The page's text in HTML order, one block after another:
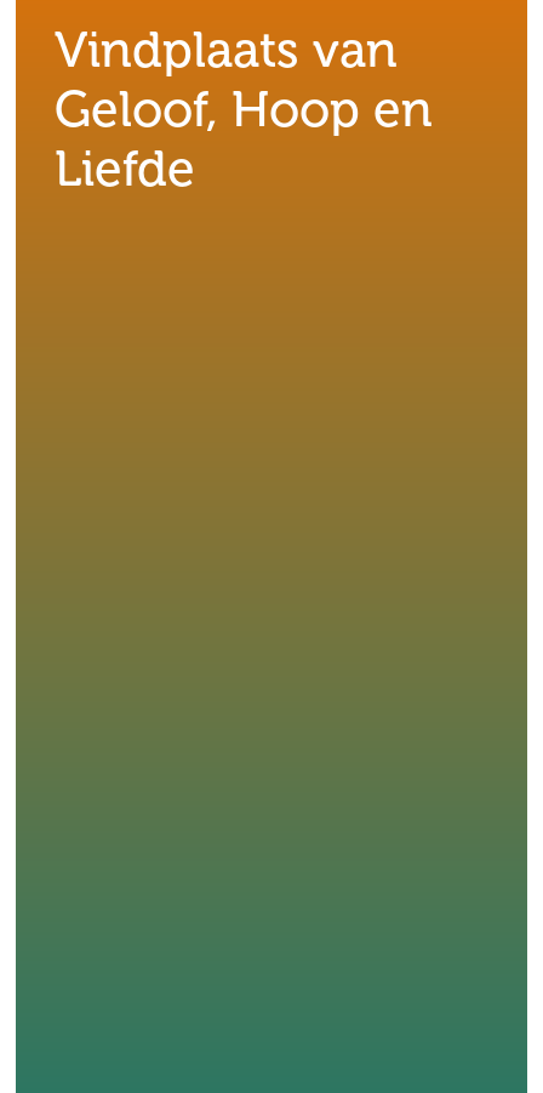
Vindplaats van
Geloof, Hoop en
Liefde